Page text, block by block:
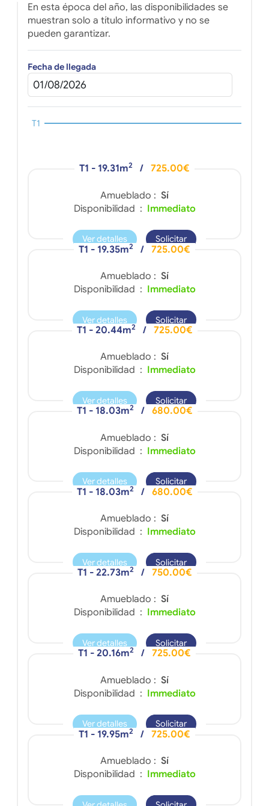
En esta época del año, las disponibilidades se
muestran solo a título informativo y no se
pueden garantizar.
Fecha de llegada
T1
T1 - 19.31m2 / 725.00€
Amueblado : Sí
Disponibilidad : Immediato
Ver detalles Solicitar
T1 - 19.35m2 / 725.00€
Amueblado : Sí
Disponibilidad : Immediato
Ver detalles Solicitar
T1 - 20.44m2 / 725.00€
Amueblado : Sí
Disponibilidad : Immediato
Ver detalles Solicitar
T1 - 18.03m2 / 680.00€
Amueblado : Sí
Disponibilidad : Immediato
Ver detalles Solicitar
T1 - 18.03m2 / 680.00€
Amueblado : Sí
Disponibilidad : Immediato
Ver detalles Solicitar
T1 - 22.73m2 / 750.00€
Amueblado : Sí
Disponibilidad : Immediato
Ver detalles Solicitar
T1 - 20.16m2 / 725.00€
Amueblado : Sí
Disponibilidad : Immediato
Ver detalles Solicitar
T1 - 19.95m2 / 725.00€
Amueblado : Sí
Disponibilidad : Immediato